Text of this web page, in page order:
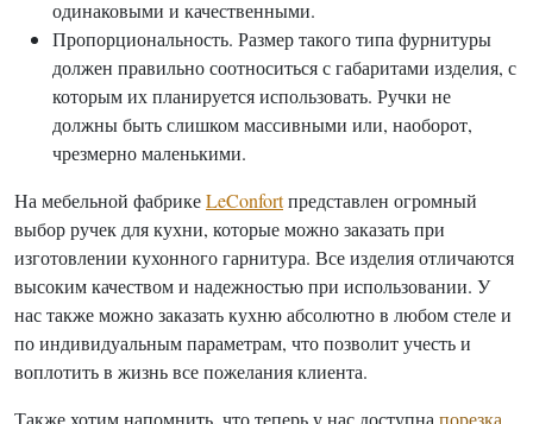
одинаковыми и качественными.
Пропорциональность. Размер такого типа фурнитуры
должен правильно соотноситься с габаритами изделия, с
которым их планируется использовать. Ручки не
должны быть слишком массивными или, наоборот,
чрезмерно маленькими.
На мебельной фабрикеLeConfortпредставлен огромный
выбор ручек для кухни, которые можно заказать при
изготовлении кухонного гарнитура. Все изделия отличаются
высоким качеством и надежностью при использовании. У
нас также можно заказать кухню абсолютно в любом стеле и
по индивидуальным параметрам, что позволит учесть и
воплотить в жизнь все пожелания клиента.
Также хотим напомнить, что теперь у нас доступна порезка